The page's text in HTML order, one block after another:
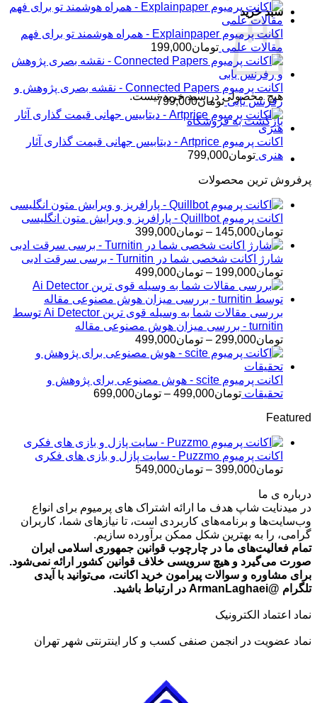
سبد خرید
هیچ محصولی در سبد خرید نیست.
بازگشت به فروشگاه
اکانت پرمیوم Explainpaper - همراه هوشمند تو برای فهم
مقالات علمی تومان199,000
اکانت پرمیوم Connected Papers - نقشه بصری پژوهش و
رفرنس یابی تومان799,000
اکانت پرمیوم Artprice - دیتابیس جهانی قیمت ‌گذاری آثار
هنری تومان799,000
پرفروش ترین محصولات
اکانت پرمیوم Quillbot - پارافریز و ویرایش متون انگلیسی
تومان145,000
– تومان399,000محدوده
قیمت:
تومان145,000
تا
تومان399,000
شارژ اکانت شخصی شما در Turnitin - برسی سرقت ادبی
تومان199,000
– تومان499,000محدوده
قیمت:
تومان199,000
تا
تومان499,000
بررسی مقالات شما به وسیله قوی ترین Ai Detector توسط
turnitin - بررسی میزان هوش مصنوعی مقاله
تومان299,000
– تومان499,000محدوده
قیمت:
تا
تومان499,000
اکانت پرمیوم scite - هوش مصنوعی برای پژوهش و
تحقیقات تومان499,000
– تومان699,000محدوده
تومان699,000
Featured
اکانت پرمیوم Puzzmo - سایت پازل و بازی های فکری
تومان399,000
– تومان549,000
تا
تومان549,000
درباره ی ما
در میدنایت شاپ هدف ما ارائه اشتراک های پرمیوم برای انواع
وب‌سایت‌ها و برنامه‌های کاربردی است، تا نیازهای شما، کاربران
گرامی، را به بهترین شکل ممکن برآورده سازیم.
تمام فعالیت‌های ما در چارچوب قوانین جمهوری اسلامی ایران
صورت می‌گیرد و هیچ سرویسی خلاف قوانین کشور ارائه نمی‌شود.
برای مشاوره و سوالات پیرامون خرید اکانت، می‌توانید با آیدی
تلگرام @ArmanLaghaei در ارتباط باشید.
نماد اعتماد الکترونیک
نماد عضویت در انجمن صنفی کسب و کار اینترنتی شهر تهران